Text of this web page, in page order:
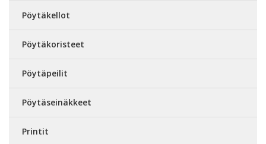
Pöytäkellot
Pöytäkoristeet
Pöytäpeilit
Pöytäseinäkkeet
Printit